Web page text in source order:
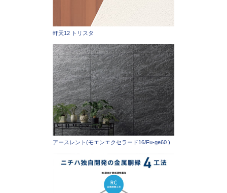
軒天12 トリスタ
アースレント(モエンエクセラード16/Fu-ge60 )